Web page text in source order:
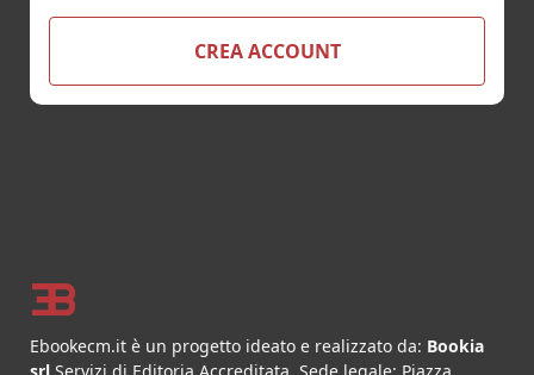
CREA ACCOUNT
Ebookecm.it è un progetto ideato e realizzato da: Bookia